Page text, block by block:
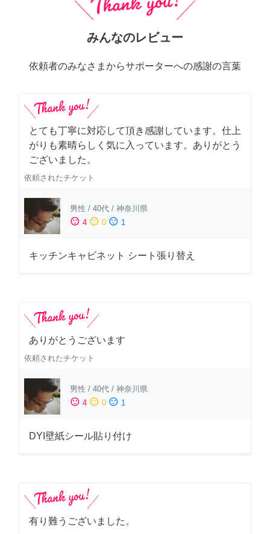
みんなのレビュー
依頼者のみなさまからサポーターへの感謝の言葉
とても丁寧に対応して頂き感謝しています。仕上
がりも素晴らしく気に入っています。ありがとう
ございました。
依頼されたチケット
男性 / 40代 / 神奈川県
sentiment_satisfied 4 sentiment_neutral 0 sentiment_dissatisfied 1
キッチンキャビネット シート張り替え
ありがとうございます
依頼されたチケット
男性 / 40代 / 神奈川県
sentiment_satisfied 4 sentiment_neutral 0 sentiment_dissatisfied 1
DYI壁紙シール貼り付け
有り難うございました。